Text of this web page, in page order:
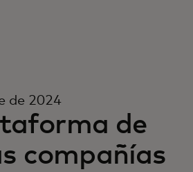
de 2024
de
compañías